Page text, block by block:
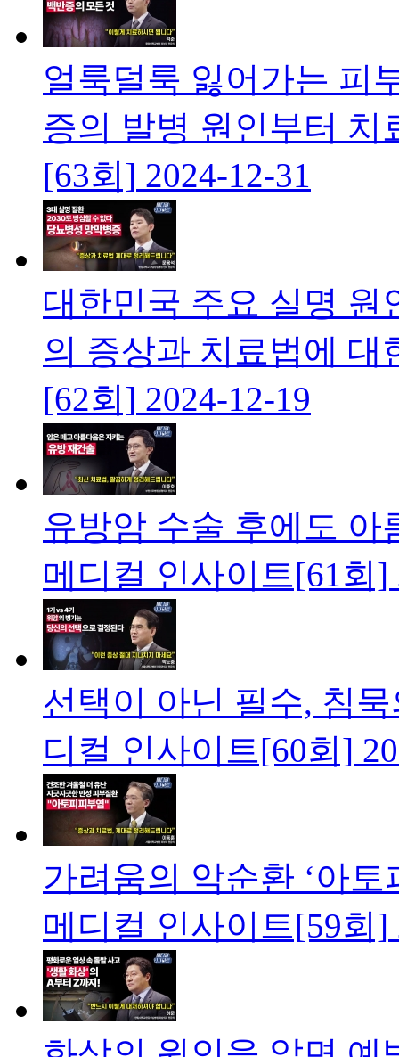
얼룩덜룩 잃어가는 피
증의 발병 원인부터
[63회] 2024-12-31
대한민국 주요 실명
의 증상과 치료법에
[62회] 2024-12-19
유방암 수술 후에도 아
메디컬 인사이트[61회]
선택이 아닌 필수, 침
디컬 인사이트[60회]
가려움의 악순환 ‘아
메디컬 인사이트[59회]